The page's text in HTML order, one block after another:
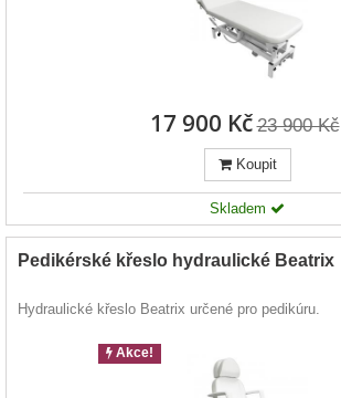
17 900 Kč 23 900 Kč
Koupit
Skladem
Pedikérské křeslo hydraulické Beatrix
Hydraulické křeslo Beatrix určené pro pedikúru.
Akce!